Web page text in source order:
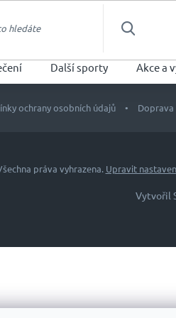
HLEDAT
Další sporty Akce a
ochrany osobních údajů
Vytvořil
práva vyhrazena. Upravit